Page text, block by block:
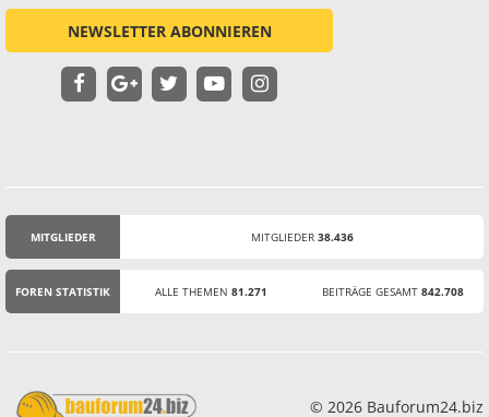
NEWSLETTER ABONNIEREN
MITGLIEDER MITGLIEDER 38.436
FOREN STATISTIK ALLE THEMEN 81.271 BEITRÄGE GESAMT 842.708
© 2026 Bauforum24.biz